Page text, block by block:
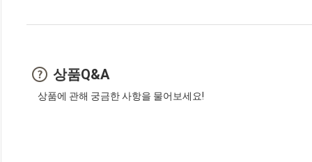
상품Q&A
상품에 관해 궁금한 사항을 물어보세요!